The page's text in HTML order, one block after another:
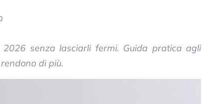
senza lasciarli fermi. Guida pratica agli
di più.